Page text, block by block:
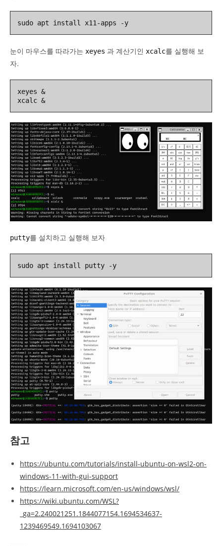
sudo apt install x11-apps -y
눈이 마우스를 따라가는 xeyes 과 계산기인 xcalc를 실행해 보
자.
xeyes &
xcalc &
putty를 설치하고 실행해 보자
sudo apt install putty -y
참고
https://ubuntu.com/tutorials/install-ubuntu-on-wsl2-on-
windows-11-with-gui-support
https://learn.microsoft.com/en-us/windows/wsl/
https://wiki.ubuntu.com/WSL?
_ga=2.240021251.1844077154.1694534637-
1239469549.1694103067